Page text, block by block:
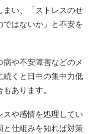
い、「ストレスのせ
はないか」と不安を
や不安障害などのメ
続くと日中の集中力低
あります。
や感情を処理してい
と仕組みを知れば対策